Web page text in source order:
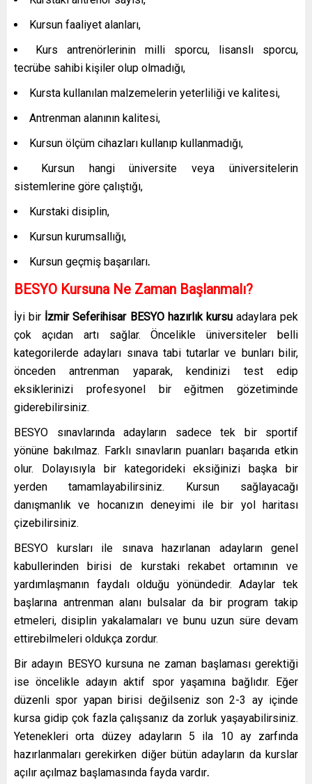
Kursun faaliyet alanları,
Kurs antrenörlerinin milli sporcu, lisanslı sporcu,
tecrübe sahibi kişiler olup olmadığı,
Kursta kullanılan malzemelerin yeterliliği ve kalitesi,
Antrenman alanının kalitesi,
Kursun ölçüm cihazları kullanıp kullanmadığı,
Kursun hangi üniversite veya üniversitelerin
sistemlerine göre çalıştığı,
Kurstaki disiplin,
Kursun kurumsallığı,
Kursun geçmiş başarıları.
BESYO Kursuna Ne Zaman Başlanmalı?
İyi bir İzmir Seferihisar BESYO hazırlık kursu adaylara pek
çok açıdan artı sağlar. Öncelikle üniversiteler belli
kategorilerde adayları sınava tabi tutarlar ve bunları bilir,
önceden antrenman yaparak, kendinizi test edip
eksiklerinizi profesyonel bir eğitmen gözetiminde
giderebilirsiniz.
BESYO sınavlarında adayların sadece tek bir sportif
yönüne bakılmaz. Farklı sınavların puanları başarıda etkin
olur. Dolayısıyla bir kategorideki eksiğinizi başka bir
yerden tamamlayabilirsiniz. Kursun sağlayacağı
danışmanlık ve hocanızın deneyimi ile bir yol haritası
çizebilirsiniz.
BESYO kursları ile sınava hazırlanan adayların genel
kabullerinden birisi de kurstaki rekabet ortamının ve
yardımlaşmanın faydalı olduğu yönündedir. Adaylar tek
başlarına antrenman alanı bulsalar da bir program takip
etmeleri, disiplin yakalamaları ve bunu uzun süre devam
ettirebilmeleri oldukça zordur.
Bir adayın BESYO kursuna ne zaman başlaması gerektiği
ise öncelikle adayın aktif spor yaşamına bağlıdır. Eğer
düzenli spor yapan birisi değilseniz son 2-3 ay içinde
kursa gidip çok fazla çalışsanız da zorluk yaşayabilirsiniz.
Yetenekleri orta düzey adayların 5 ila 10 ay zarfında
hazırlanmaları gerekirken diğer bütün adayların da kurslar
açılır açılmaz başlamasında fayda vardır.